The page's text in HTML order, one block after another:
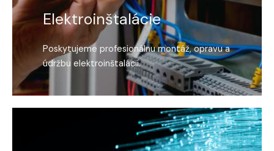
Elektroinštalácie
Poskytujeme profesionálnu montáž, opravu a
údržbu elektroinštalácií.